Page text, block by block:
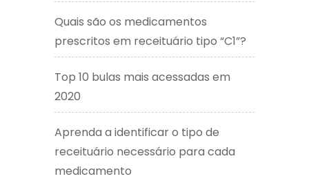
Quais são os medicamentos
prescritos em receituário tipo “C1”?
Top 10 bulas mais acessadas em
2020
Aprenda a identificar o tipo de
receituário necessário para cada
medicamento